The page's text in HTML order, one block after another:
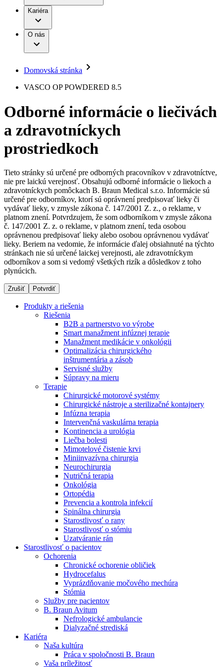
Terapie
Kontinencia a urológia
Liečba bolesti
Miniinvazívna chirurgia
Nutričná terapia
Onkológia
Ortopédia
Prevencia a kontrola infekcií
Spinálna chirurgia
Starostlivosť o rany
Uzatváranie rán
Riešenia
Terapie
Produktový katalóg​
Objavte naše produkty. ​Navštívte produktový katalóg B.
Braun​ s našim kompletným produktovým portfóliom.​
B. Braun Avitum
Ochorenia
Služby pre pacientov
Dialyzačné strediská
B. Braun Avitum poskytuje kvalitnú dialyzačnú starostlivosť
vo všetkých svojich strediskách na Slovensku. Viac
informácií nájdete na stránke jednotlivých stredísk.
Nefrologické ambulancie
V nefrologických ambulanciách prevádzkujeme poradenstvo
a prípravu pacientov k jednotlivým metódam náhrady funkcie
obličiek. Zvoľte si mesto, ktoré potrebujete a navštívte nás.
Práca a kariéra
Naša kultúra
Vaša príležitosť
Nájdite si prácu u nás​
Objavte svoje kariérne príležitosti ​v B. Braun. Vyhľadajte náš
trh práce​ pre zaujímavé pozície na Slovensku.​
Zodpovednosť
Médiá
Tlačové správy
Kontakt
Kontaktný formulár
Spoločnosť
Médiá
Kontakt
Zostaňte v dialógu s B. Braun. Kontaktujte nás.
Kariéra
O nás
Domovská stránka
VASCO OP POWDERED 8.5
Odborné informácie o liečivách
a zdravotníckych
prostriedkoch
Tieto stránky sú určené pre odborných pracovníkov v zdravotníctve,
nie pre laickú verejnosť. Obsahujú odborné informácie o liekoch a
zdravotníckych pomôckach B. Braun Medical s.r.o. Informácie sú
určené pre odborníkov, ktorí sú oprávnení predpisovať lieky či
vydávať lieky, v zmysle zákona č. 147/2001 Z. z., o reklame, v
platnom znení. Potvrdzujem, že som odborníkom v zmysle zákona
č. 147/2001 Z. z. o reklame, v platnom znení, teda osobou
oprávnenou predpisovať lieky alebo osobou oprávnenou vydávať
lieky. Beriem na vedomie, že informácie ďalej obsiahnuté na týchto
stránkach nie sú určené laickej verejnosti, ale zdravotníckym
odborníkov a som si vedomý všetkých rizík a dôsledkov z toho
plynúcich.
Zrušiť Potvrdiť
Produkty a riešenia
Riešenia
B2B a partnerstvo vo výrobe
Smart manažment infúznej terapie
Manažment medikácie v onkológii
Optimalizácia chirurgického
inštrumentária a zásob
Servisné služby
Súpravy na mieru
Terapie
Chirurgické motorové systémy
Chirurgické nástroje a sterilizačné kontajnery
Infúzna terapia
Intervenčná vaskulárna terapia
Kontinencia a urológia
Liečba bolesti
Mimotelové čistenie krvi
Miniinvazívna chirurgia
Neurochirurgia
Nutričná terapia
Onkológia
Ortopédia
Prevencia a kontrola infekcií
Spinálna chirurgia
Starostlivosť o rany
Starostlivosť o stómiu
Uzatváranie rán
Starostlivosť o pacientov
Ochorenia
Chronické ochorenie obličiek
Hydrocefalus
Vyprázdňovanie močového mechúra
Stómia
Služby pre pacientov
B. Braun Avitum
Nefrologické ambulancie
Dialyzačné strediská
Kariéra
Naša kultúra
Práca v spoločnosti B. Braun
Vaša príležitosť